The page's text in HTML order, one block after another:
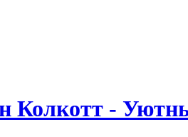
Колкотт -